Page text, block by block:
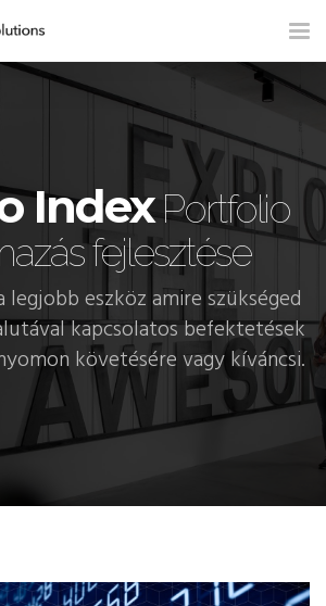
IndexPortfolio
fejlesztése
legjobb eszköz amire szükséged
kapcsolatos befektetések
követésére vagy kíváncsi.